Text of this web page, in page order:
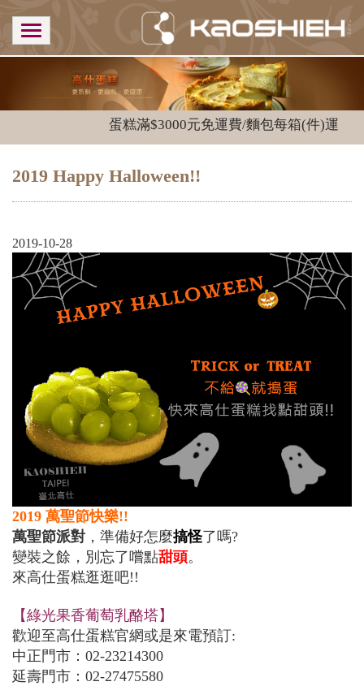
蛋糕滿$3000元免運費/麵包每箱(件)運費
2019 Happy Halloween!!
2019-10-28
2019 萬聖節快樂!!
萬聖節派對 ，準備好怎麼搞怪了嗎?
變裝之餘，別忘了嚐點甜頭。
來高仕蛋糕逛逛吧!!
【綠光果香葡萄乳酪塔】
歡迎至高仕蛋糕官網或是來電預訂:
中正門市：02-23214300
延壽門市：02-27475580